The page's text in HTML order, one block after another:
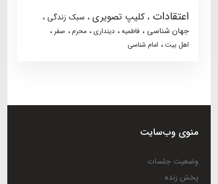
اعتقادات کلیپ تصویری
سبک زندگی
جهان شناسی
فاطمیه دینداری محرم
صفر
اهل بیت
امام شناسی
منوی وب‌سایت
وضعیت جلسات
پخش زنده